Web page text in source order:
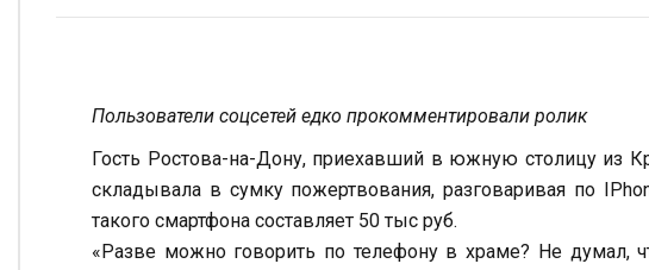
Пользователи соцсетей едко прокомментировали ролик
Гость Ростова-на-Дону, приехавший в южную столицу из
складывала в сумку пожертвования, разговаривая по
такого смартфона составляет 50 тыс руб.
«Разве можно говорить по телефону в храме? Не думал,